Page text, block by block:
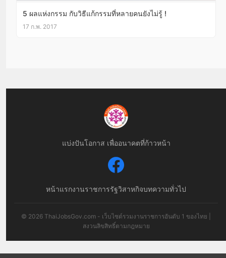
5 ผลแห่งกรรม กับวิธีแก้กรรมที่หลายคนยังไม่รู้ !
17 ก.พ. 2017
แบ่งปันโอกาส เพื่ออนาคตที่ก้าวหน้า
หน้าแรกงานราชการรัฐวิสาหกิจบทความทั่วไป
© 2026 ThaiJobsGov.com - เว็บไซต์รวมงานราชการอันดับ 1 ของไทย |
สงวนลิขสิทธิ์ตามกฎหมาย